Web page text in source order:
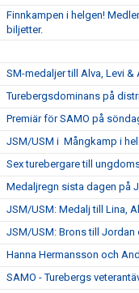
Finnkampen i helgen!
biljetter.
SM-medaljer till Alva, Levi &
Turebergsdominans på
Premiär för SAMO på
JSM/USM i Mångkamp i
Sex turebergare till
Medaljregn sista dagen på
JSM/USM: Medalj till Lina,
JSM/USM: Brons till Jordan
Hanna Hermansson och
SAMO - Turebergs